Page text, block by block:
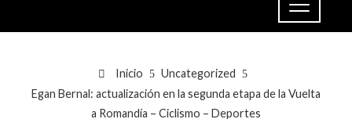
Inicio
Uncategorized
Egan Bernal: actualización en la segunda etapa de la Vuelta
a Romandía – Ciclismo – Deportes